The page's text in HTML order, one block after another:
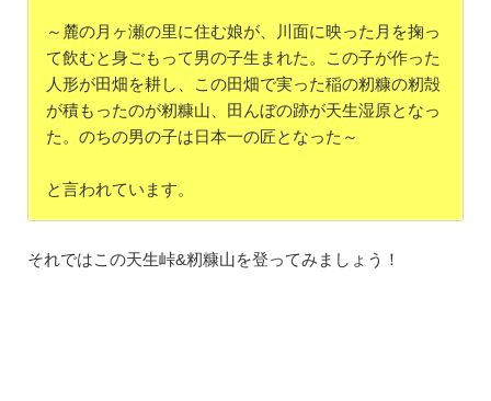
～麓の月ヶ瀬の里に住む娘が、川面に映った月を掬っ
て飲むと身ごもって男の子生まれた。この子が作った
人形が田畑を耕し、この田畑で実った稲の籾糠の籾殻
が積もったのが籾糠山、田んぼの跡が天生湿原となっ
た。のちの男の子は日本一の匠となった～
と言われています。
それではこの天生峠&籾糠山を登ってみましょう！